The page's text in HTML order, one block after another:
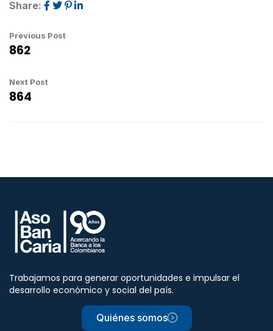
Share:
Previous Post
862
Next Post
864
Trabajamos para generar oportunidades e impulsar el
desarrollo económico y social del país.
Quiénes somos